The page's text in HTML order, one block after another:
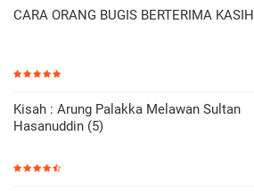
CARA ORANG BUGIS BERTERIMA KASIH
Kisah : Arung Palakka Melawan Sultan
Hasanuddin (5)